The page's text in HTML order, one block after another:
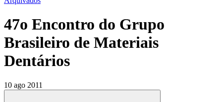
47o Encontro do Grupo
Brasileiro de Materiais
Dentários
10 ago 2011